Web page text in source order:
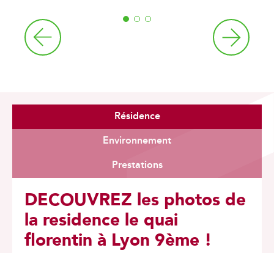
1 2 3
Résidence
Environnement
Prestations
DECOUVREZ les photos de
la residence le quai
florentin à Lyon 9ème !